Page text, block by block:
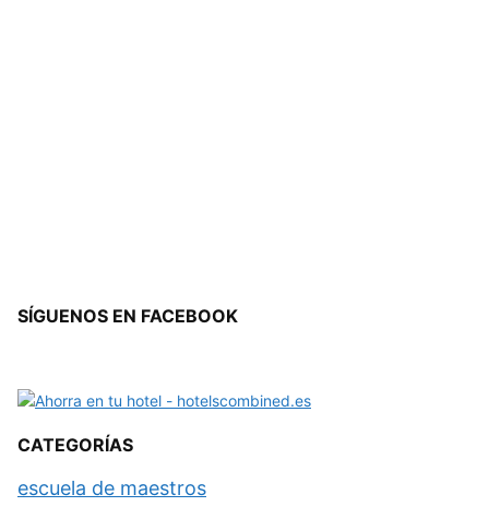
SÍGUENOS EN FACEBOOK
CATEGORÍAS
escuela de maestros